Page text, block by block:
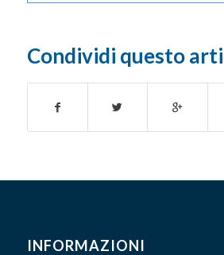
Condividi questo
INFORMAZIONI